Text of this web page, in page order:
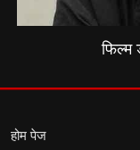
फिल्म
होम पेज